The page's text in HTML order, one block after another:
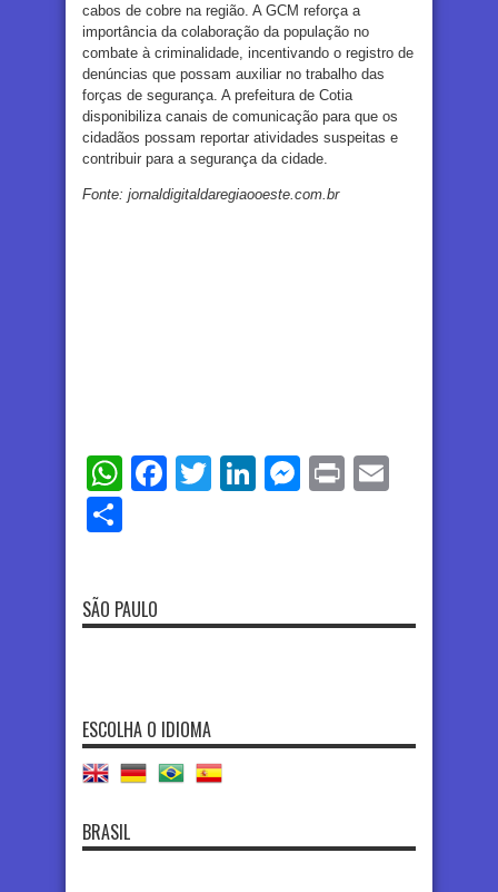
cabos de cobre na região. A GCM reforça a
importância da colaboração da população no
combate à criminalidade, incentivando o registro de
denúncias que possam auxiliar no trabalho das
forças de segurança. A prefeitura de Cotia
disponibiliza canais de comunicação para que os
cidadãos possam reportar atividades suspeitas e
contribuir para a segurança da cidade.
Fonte: jornaldigitaldaregiaooeste.com.br
WhatsApp
Facebook
TwitterLinkedIn
Messenger
Print
SÃO PAULO
ESCOLHA O IDIOMA
BRASIL